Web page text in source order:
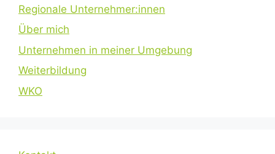
Regionale Unternehmer:innen
Über mich
Unternehmen in meiner Umgebung
Weiterbildung
WKO